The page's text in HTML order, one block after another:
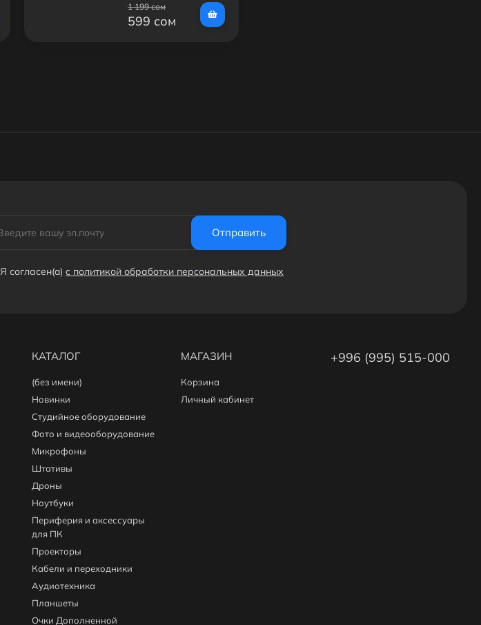
1 199 сом
599 сом
Отправить
Я согласен(a) с политикой обработки персональных данных
КАТАЛОГ
(без имени)
Новинки
Студийное оборудование
Фото и видеооборудование
Микрофоны
Штативы
Дроны
Ноутбуки
Периферия и аксессуары
для ПК
Проекторы
Кабели и переходники
Аудиотехника
Планшеты
Очки Дополненной
МАГАЗИН
Корзина
Личный кабинет
+996 (995) 515-000